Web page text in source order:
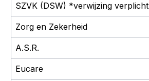
SZVK (DSW) *verwijzing verplicht
Zorg en Zekerheid
A.S.R.
Eucare